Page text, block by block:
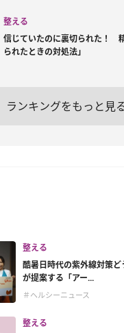
整える
信じていたのに裏切られた！
られたときの対処法」
ランキングをもっと見
整える
酷暑日時代の紫外線対策
が提案する「アー...
＃ヘルシーニュース
整える